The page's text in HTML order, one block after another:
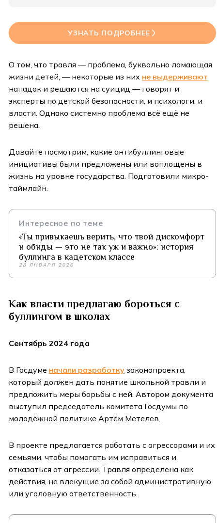
УЗНАТЬ ПОДРОБНЕЕ
О том, что травля — проблема, буквально ломающая
жизни детей, — некоторые из них не выдерживают
нападок и решаются на суицид — говорят и
эксперты по детской безопасности, и психологи, и
власти. Однако системно проблема всё ещё не
решена.
Давайте посмотрим, какие антибуллинговые
инициативы были предложены или воплощены в
жизнь на уровне государства. Подготовили микро-
таймлайн.
Интересное по теме
«Ты привыкаешь верить, что твой дискомфорт
и обиды — это не так уж и важно»: история
буллинга в кадетском классе
28 ЯНВАРЯ 2026
Как власти предлагаю бороться с
буллингом в школах
Сентябрь 2024 года
В Госдуме начали разработку законопроекта,
который должен дать понятие школьной травли и
предложить меры борьбы с ней. Автором документа
выступил председатель комитета Госдумы по
молодёжной политике Артём Метелев.
В проекте предлагается работать с агрессорами и их
семьями, чтобы помогать им исправиться и
отказаться от агрессии. Травля определена как
действия, не влекущие за собой административную
или уголовную ответственность.